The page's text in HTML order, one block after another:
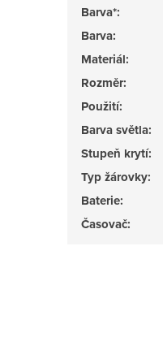
Barva*:
Barva:
Materiál:
Rozměr:
Použití:
Barva světla:
Stupeň krytí:
Typ žárovky:
Baterie:
Časovač: